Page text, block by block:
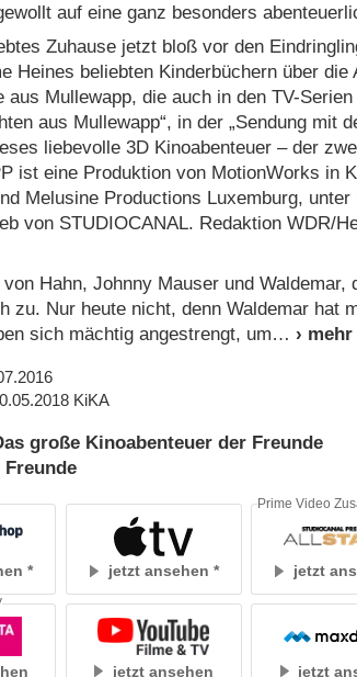
auf eine ganz besonders
Zuhause jetzt bloß vor den
Heines beliebten Kinderbüchern über die
aus Mullewapp, die auch in den TV-Serien
aus Mullewapp“, in der „Sendung mit
liebevolle 3D Kinoabenteuer – der
ist eine Produktion von MotionWorks in
Melusine Productions Luxemburg, unter
von STUDIOCANAL. Redaktion WDR/​
Hahn, Johnny Mauser und Waldemar,
zu. Nur heute nicht, denn Waldemar hat
sich mächtig angestrengt, um
KiKA
große Kinoabenteuer der Freunde
jetzt ansehen jetzt
Prime Video
jetzt ansehen jetzt